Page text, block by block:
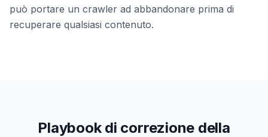
può portare un crawler ad abbandonare prima di
recuperare qualsiasi contenuto.
Playbook di correzione della